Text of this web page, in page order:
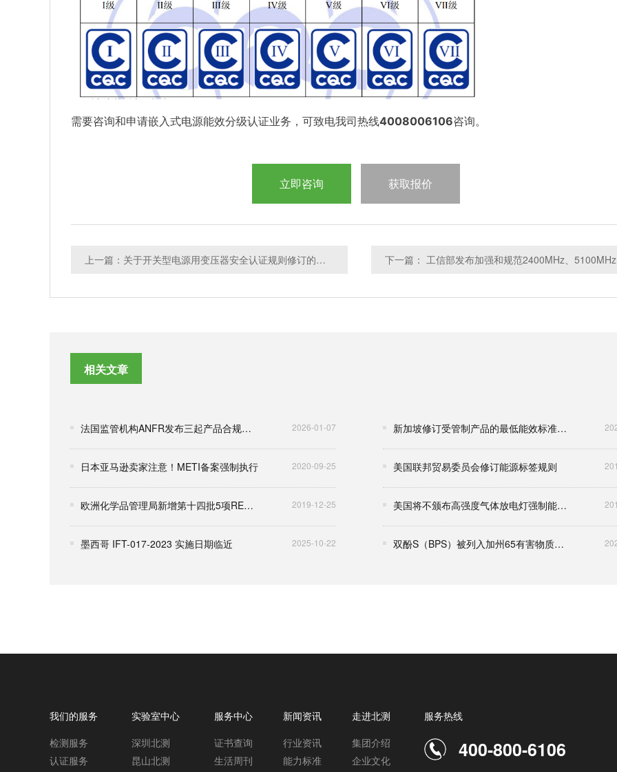
需要咨询和申请嵌入式电源能效分级认证业务，可致电我司热线4008006106咨询。
立即咨询 获取报价
上一篇：关于开关型电源用变压器安全认证规则修订的通知 下一篇
相关文章
法国监管机构ANFR发布三起产品合规整改通报 涉及手机辐射与未成年人保护 2026-01-07 新加坡修订受管制产品的最低能效标准与强制能源标签要求
日本亚马逊卖家注意！METI备案强制执行 2020-09-25 美国联邦贸易委员会修订能源标签规则
欧洲化学品管理局新增第十四批5项REACH高关注度物质（SVHC）至168项 2019-12-25 美国将不颁布高强度气体放电灯强制能效标准
墨西哥 IFT-017-2023 实施日期临近 2025-10-22 双酚S（BPS）被列入加州65有害物质清单
我们的服务
检测服务
认证服务
实验室中心
深圳北测
昆山北测
服务中心
证书查询
生活周刊
新闻资讯
行业资讯
能力标准
走进北测
集团介绍
企业文化
服务热线
400-800-6106